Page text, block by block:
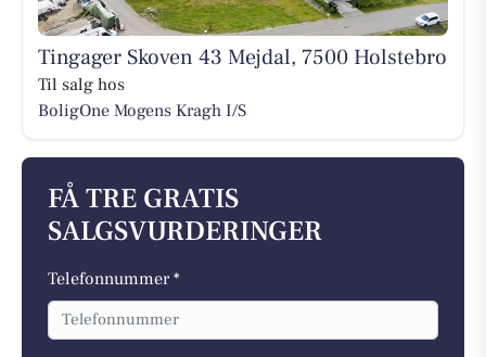
Tingager Skoven 43 Mejdal, 7500 Holstebro
Til salg hos
BoligOne Mogens Kragh I/S
FÅ TRE GRATIS
SALGSVURDERINGER
Telefonnummer *